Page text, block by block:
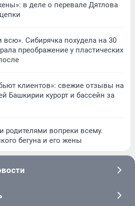
в деле о перевале Дятлова
Сибирячка похудела на 30
преображение у пластических
клиентов»: свежие отзывы на
Башкирии курорт и бассейн за
родителями вопреки всему.
бегуна и его жены